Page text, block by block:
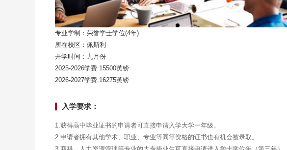
专业学制：荣誉学士学位(4年)
所在校区：佩斯利
开学时间：九月份
2025-2026学费:15500英镑
2026-2027学费:16275英镑
入学要求：
1.获得高中毕业证书的申请者可直接申请入学大学一年级。
2.申请者拥有其他学术、职业、专业等同等资格的证书也有机会被录取。